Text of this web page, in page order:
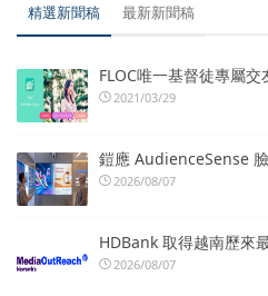
精選新聞稿 最新新聞稿
FLOC唯一基督徒專屬
2021/03/29
鎧應 AudienceSense
2026/08/07
HDBank 取得越南歷來
2026/08/07